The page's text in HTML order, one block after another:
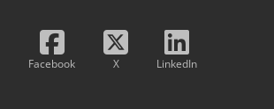
Facebook X LinkedIn